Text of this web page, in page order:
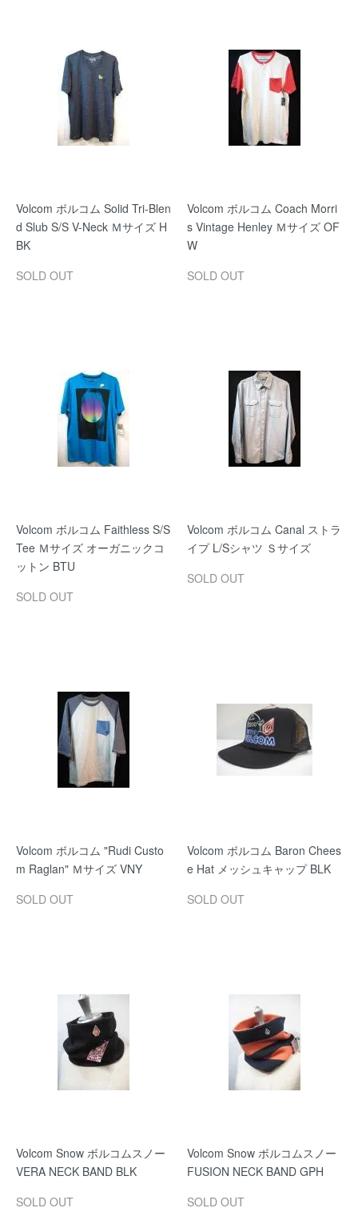
Volcom ボルコム Solid Tri-Blen
d Slub S/S V-Neck Ｍサイズ H
BK
SOLD OUT
Volcom ボルコム Coach Morri
s Vintage Henley Ｍサイズ OF
W
SOLD OUT
Volcom ボルコム Faithless S/S
Tee Ｍサイズ オーガニックコ
ットン BTU
SOLD OUT
Volcom ボルコム Canal ストラ
イプ L/Sシャツ Ｓサイズ
SOLD OUT
Volcom ボルコム "Rudi Custo
m Raglan" Ｍサイズ VNY
SOLD OUT
Volcom ボルコム Baron Chees
e Hat メッシュキャップ BLK
SOLD OUT
Volcom Snow ボルコムスノー
VERA NECK BAND BLK
SOLD OUT
Volcom Snow ボルコムスノー
FUSION NECK BAND GPH
SOLD OUT